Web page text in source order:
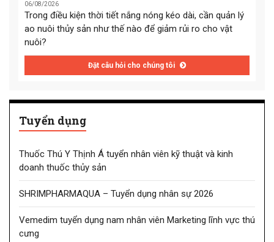
06/08/2026
Trong điều kiện thời tiết nắng nóng kéo dài, cần quản lý
ao nuôi thủy sản như thế nào để giảm rủi ro cho vật
nuôi?
Đặt câu hỏi cho chúng tôi
Tuyển dụng
Thuốc Thú Y Thịnh Á tuyển nhân viên kỹ thuật và kinh
doanh thuốc thủy sản
SHRIMPHARMAQUA – Tuyển dụng nhân sự 2026
Vemedim tuyển dụng nam nhân viên Marketing lĩnh vực thú
cưng